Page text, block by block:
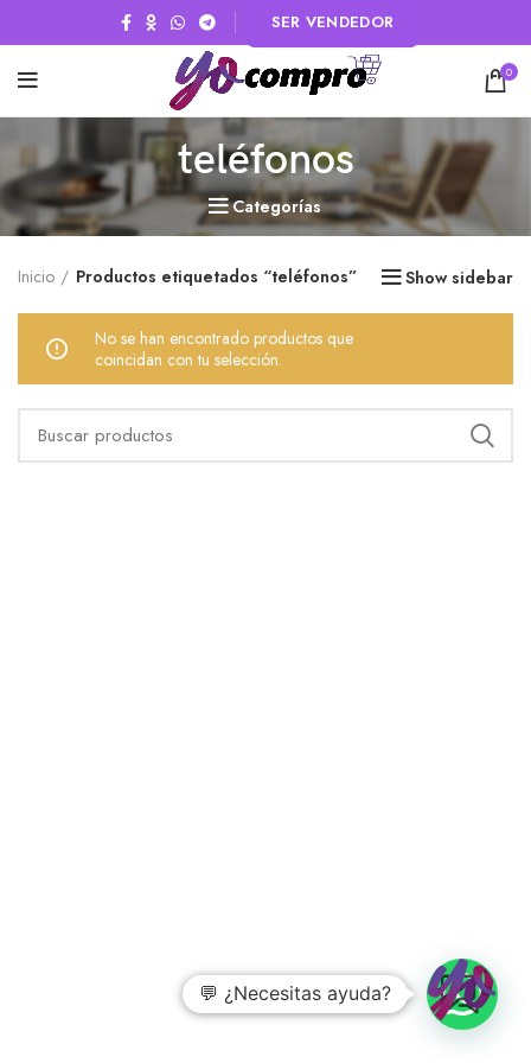
SER VENDEDOR
0
teléfonos
Categorías
Inicio Productos etiquetados “teléfonos” Show sidebar
No se han encontrado productos que
coincidan con tu selección.
💬 ¿Necesitas ayuda?